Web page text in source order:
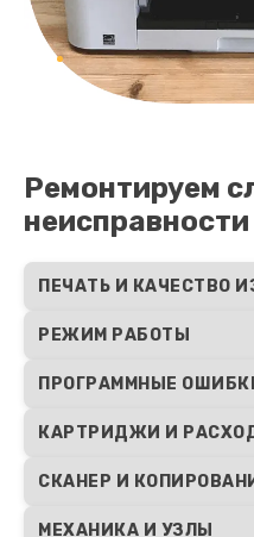
Ремонтируем
ПЕЧАТЬ И КАЧЕСТВО
РЕЖИМ РАБОТЫ
ПРОГРАММНЫЕ
КАРТРИДЖИ И
СКАНЕР И
МЕХАНИКА И УЗЛЫ